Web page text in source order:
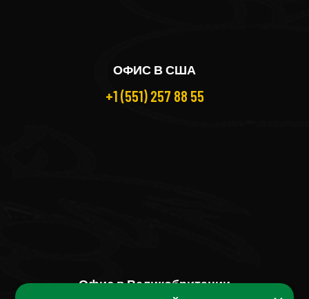
ОФИС В США
+1 (551) 257 88 55
Офис в Великобритании